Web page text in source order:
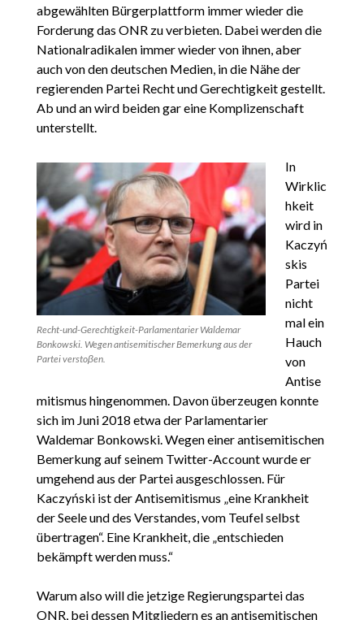
abgewählten Bürgerplattform immer wieder die
Forderung das ONR zu verbieten. Dabei werden die
Nationalradikalen immer wieder von ihnen, aber
auch von den deutschen Medien, in die Nähe der
regierenden Partei Recht und Gerechtigkeit gestellt.
Ab und an wird beiden gar eine Komplizenschaft
unterstellt.
Recht-und-Gerechtigkeit-Parlamentarier Waldemar
Bonkowski. Wegen antisemitischer Bemerkung aus der
Partei verstoβen.
In
Wirklic
hkeit
wird in
Kaczyń
skis
Partei
nicht
mal ein
Hauch
von
Antise
mitismus hingenommen. Davon überzeugen konnte
sich im Juni 2018 etwa der Parlamentarier
Waldemar Bonkowski. Wegen einer antisemitischen
Bemerkung auf seinem Twitter-Account wurde er
umgehend aus der Partei ausgeschlossen. Für
Kaczyński ist der Antisemitismus „eine Krankheit
der Seele und des Verstandes, vom Teufel selbst
übertragen“. Eine Krankheit, die „entschieden
bekämpft werden muss.“
Warum also will die jetzige Regierungspartei das
ONR, bei dessen Mitgliedern es an antisemitischen